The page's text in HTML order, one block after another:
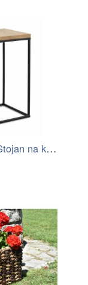
HowHomely Stojan na květiny Basic Loft…